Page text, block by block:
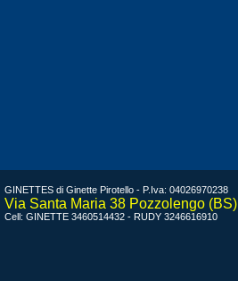
GINETTES di Ginette Pirotello - P.Iva: 04026970238
Via Santa Maria 38 Pozzolengo (BS)
Cell: GINETTE 3460514432 - RUDY 3246616910